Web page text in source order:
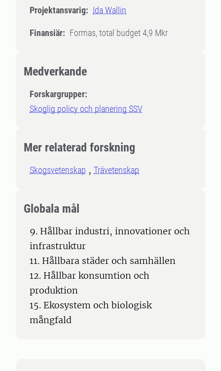
Projektansvarig: Ida Wallin
Finansiär: Formas, total budget 4,9 Mkr
Medverkande
Forskargrupper:
Skoglig policy och planering SSV
Mer relaterad forskning
Skogsvetenskap Trävetenskap
Globala mål
9. Hållbar industri, innovationer och
infrastruktur
11. Hållbara städer och samhällen
12. Hållbar konsumtion och
produktion
15. Ekosystem och biologisk
mångfald